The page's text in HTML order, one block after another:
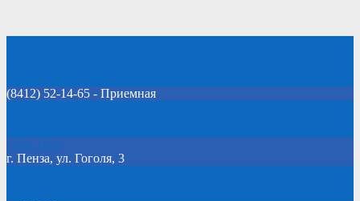
(8412) 52-14-65 - Приемная
Click Here
г. Пенза, ул. Гоголя, 3